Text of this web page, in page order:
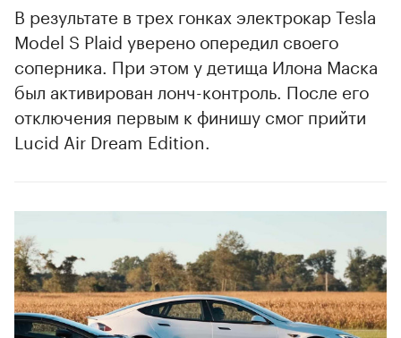
В результате в трех гонках электрокар Tesla
Model S Plaid уверено опередил своего
соперника. При этом у детища Илона Маска
был активирован лонч-контроль. После его
отключения первым к финишу смог прийти
Lucid Air Dream Edition.